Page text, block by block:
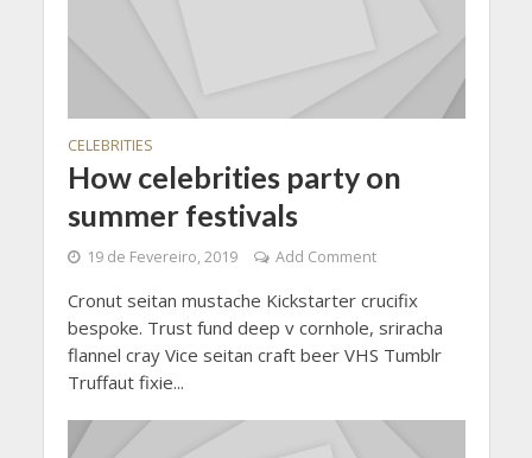
CELEBRITIES
How celebrities party on
summer festivals
19 de Fevereiro, 2019 Add Comment
Cronut seitan mustache Kickstarter crucifix
bespoke. Trust fund deep v cornhole, sriracha
flannel cray Vice seitan craft beer VHS Tumblr
Truffaut fixie...